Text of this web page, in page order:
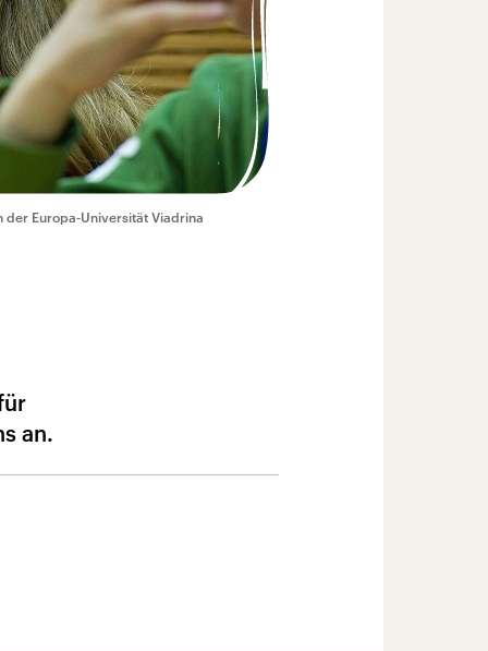
der Europa-Universität Viadrina
an.